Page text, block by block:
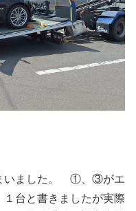
いました。 ①、③がエ
台と書きましたが実際